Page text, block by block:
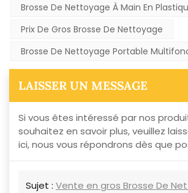
Brosse De Nettoyage À Main En
Prix De Gros Brosse De Nettoyage
Brosse De Nettoyage Portable
LAISSER UN MESSAGE
Si vous êtes intéressé par nos
souhaitez en savoir plus, veuillez
ici, nous vous répondrons dès que
Sujet : Vente en gros Brosse De